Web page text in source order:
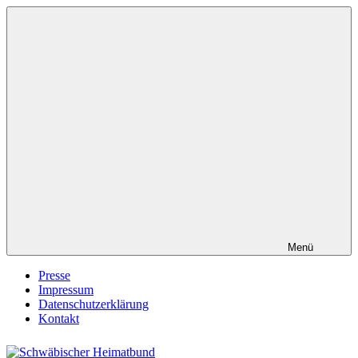
Zum
Menü
Presse
Impressum
Datenschutzerklärung
Kontakt